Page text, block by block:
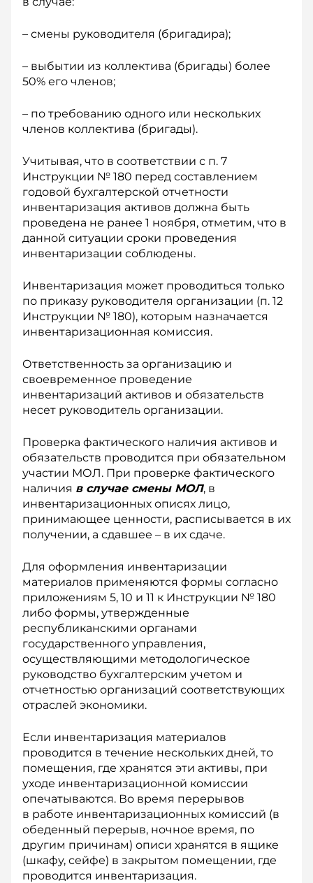
– смены руководителя (бригадира);
– выбытии из коллектива (бригады) более
50% его членов;
– по требованию одного или нескольких
членов коллектива (бригады).
Учитывая, что в соответствии с п. 7
Инструкции № 180 перед составлением
годовой бухгалтерской отчетности
инвентаризация активов должна быть
проведена не ранее 1 ноября, отметим, что в
данной ситуации сроки проведения
инвентаризации соблюдены.
Инвентаризация может проводиться только
по приказу руководителя организации (п. 12
Ин­струкции № 180), которым назначается
инвентаризационная комиссия.
Ответственность за организацию и
своевременное проведение
инвентаризаций активов и обязательств
несет руководитель организации.
Проверка фактического наличия активов и
обязательств проводится при обязательном
участии МОЛ. При проверке фактического
наличия в случае смены МОЛ, в
инвентаризационных описях лицо,
принимающее ценности, расписывается в их
получении, а сдавшее – в их сдаче.
Для оформления инвентаризации
материалов применяются формы согласно
приложениям 5, 10 и 11 к Инструкции № 180
либо формы, утвержденные
республиканскими органами
государственного управления,
осуществляющими методологическое
руководство бухгалтерским учетом и
отчетностью организаций соответствующих
отраслей экономики.
Если инвентаризация материалов
проводится в течение нескольких дней, то
помещения, где хранятся эти активы, при
уходе инвентаризационной комиссии
опечатываются. Во время перерывов
в работе инвентаризационных комиссий (в
обеденный перерыв, ночное время, по
другим причинам) описи хранятся в ящике
(шкафу, сейфе) в закрытом помещении, где
проводится инвентаризация.